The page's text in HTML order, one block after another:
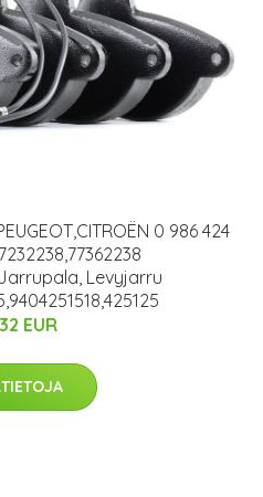
0 986 424
Levyjarru
EUR